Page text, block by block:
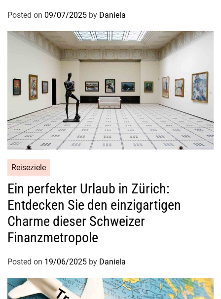
Posted on 09/07/2025 by Daniela
Reiseziele
Ein perfekter Urlaub in Zürich:
Entdecken Sie den einzigartigen
Charme dieser Schweizer
Finanzmetropole
Posted on 19/06/2025 by Daniela